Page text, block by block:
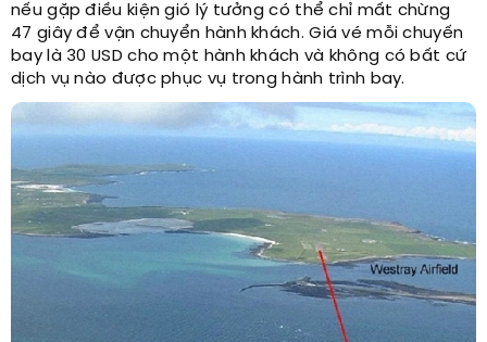
nếu gặp điều kiện gió lý tưởng có thể chỉ mất chừng
47 giây để vận chuyển hành khách. Giá vé mỗi chuyến
bay là 30 USD cho một hành khách và không có bất cứ
dịch vụ nào được phục vụ trong hành trình bay.